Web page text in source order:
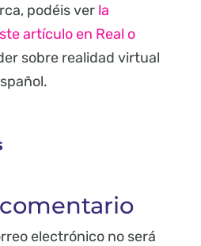
podéis ver la
artículo en Real o
sobre realidad virtual
electrónico no será